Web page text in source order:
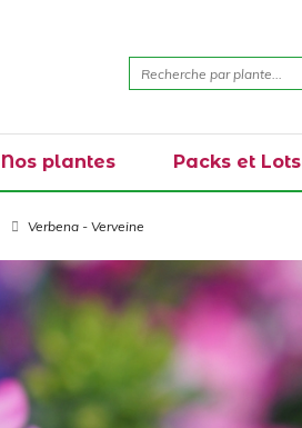
Nos plantes Packs et Lots
Verbena - Verveine